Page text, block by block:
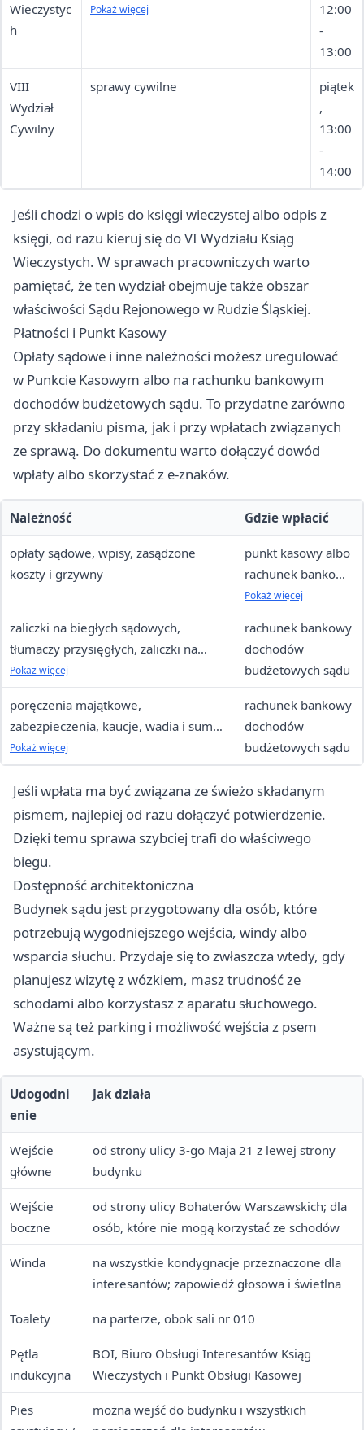
Wieczystyc
h
właściwość miejscowa obejmuje
Pokaż więcej
12:00
-
13:00
VIII
Wydział
Cywilny
sprawy cywilne
piątek
,
13:00
-
14:00
Jeśli chodzi o wpis do księgi wieczystej albo odpis z
księgi, od razu kieruj się do VI Wydziału Ksiąg
Wieczystych. W sprawach pracowniczych warto
pamiętać, że ten wydział obejmuje także obszar
właściwości Sądu Rejonowego w Rudzie Śląskiej.
Płatności i Punkt Kasowy
Opłaty sądowe i inne należności możesz uregulować
w Punkcie Kasowym albo na rachunku bankowym
dochodów budżetowych sądu. To przydatne zarówno
przy składaniu pisma, jak i przy wpłatach związanych
ze sprawą. Do dokumentu warto dołączyć dowód
wpłaty albo skorzystać z e-znaków.
Należność Gdzie wpłacić
opłaty sądowe, wpisy, zasądzone
koszty i grzywny
punkt kasowy albo
rachunek bankowy
dochodów
Pokaż więcej
zaliczki na biegłych sądowych,
tłumaczy przysięgłych, zaliczki na
poczet ogłoszeń w prasie, opłata za
wpis do rejestru spadkowego
Pokaż więcej
rachunek bankowy
dochodów
budżetowych sądu
poręczenia majątkowe,
zabezpieczenia, kaucje, wadia i sumy
stanowiące przedmiot sporu
Pokaż więcej
rachunek bankowy
dochodów
budżetowych sądu
Jeśli wpłata ma być związana ze świeżo składanym
pismem, najlepiej od razu dołączyć potwierdzenie.
Dzięki temu sprawa szybciej trafi do właściwego
biegu.
Dostępność architektoniczna
Budynek sądu jest przygotowany dla osób, które
potrzebują wygodniejszego wejścia, windy albo
wsparcia słuchu. Przydaje się to zwłaszcza wtedy, gdy
planujesz wizytę z wózkiem, masz trudność ze
schodami albo korzystasz z aparatu słuchowego.
Ważne są też parking i możliwość wejścia z psem
asystującym.
Udogodni
enie
Jak działa
Wejście
główne
od strony ulicy 3-go Maja 21 z lewej strony
budynku
Wejście
boczne
od strony ulicy Bohaterów Warszawskich; dla
osób, które nie mogą korzystać ze schodów
Winda
na wszystkie kondygnacje przeznaczone dla
interesantów; zapowiedź głosowa i świetlna
Toalety na parterze, obok sali nr 010
Pętla
indukcyjna
BOI, Biuro Obsługi Interesantów Ksiąg
Wieczystych i Punkt Obsługi Kasowej
Pies
można wejść do budynku i wszystkich